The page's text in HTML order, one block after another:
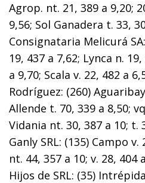
Agrop. nt. 21, 389 a 9,20;
9,56; Sol Ganadera t. 33,
Consignataria Melicurá
19, 437 a 7,62; Lynca n.
a 9,70; Scala v. 22, 482 a
Rodríguez: (260)
Allende t. 70, 339 a 8,50;
Vidania nt. 30, 387 a 10; t.
Ganly SRL: (135) Campo
nt. 44, 357 a 10; v. 28, 404
Hijos de SRL: (35)